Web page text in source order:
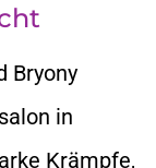
Bryony
in
Krämpfe,